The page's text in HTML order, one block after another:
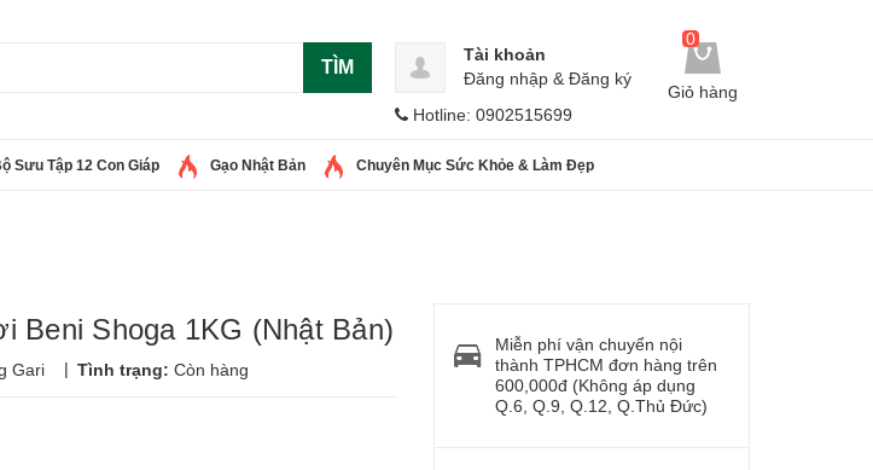
TÌM
0
Giỏ hàng
Tài khoản
Đăng nhập & Đăng ký
Hotline: 0902515699
Sưu Tập 12 Con Giáp Gạo Nhật Bản Chuyên Mục Sức Khỏe & Làm Đẹp
Beni Shoga 1KG (Nhật Bản)
Gari | Tình trạng: Còn hàng
Miễn phí vận chuyển nội
thành TPHCM đơn hàng trên
600,000đ (Không áp dụng
Q.6, Q.9, Q.12, Q.Thủ Đức)